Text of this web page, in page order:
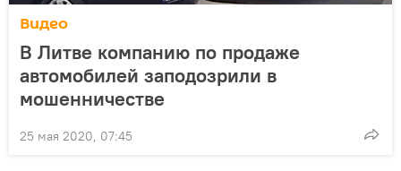
Видео
В Литве компанию по продаже
автомобилей заподозрили в
мошенничестве
25 мая 2020, 07:45